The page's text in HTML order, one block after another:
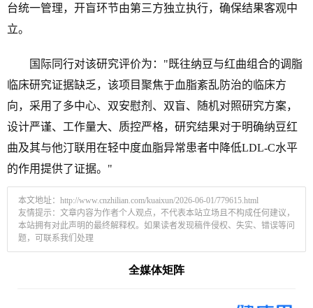
台统一管理，开盲环节由第三方独立执行，确保结果客观中
立。
国际同行对该研究评价为："既往纳豆与红曲组合的调脂
临床研究证据缺乏，该项目聚焦于血脂紊乱防治的临床方
向，采用了多中心、双安慰剂、双盲、随机对照研究方案，
设计严谨、工作量大、质控严格，研究结果对于明确纳豆红
曲及其与他汀联用在轻中度血脂异常患者中降低LDL-C水平
的作用提供了证据。"
本文地址： http://www.cnzhilian.com/kuaixun/2026-06-01/779615.html
友情提示：文章内容为作者个人观点，不代表本站立场且不构成任何建议，
本站拥有对此声明的最终解释权。如果读者发现稿件侵权、失实、错误等问
题，可联系我们处理